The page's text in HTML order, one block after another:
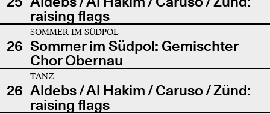
raising flags
26
SOMMER IM SÜDPOL
Sommer im Südpol: Gemischter
Chor Obernau
26
TANZ
Aldebs / Al Hakim / Caruso / Zünd:
raising flags